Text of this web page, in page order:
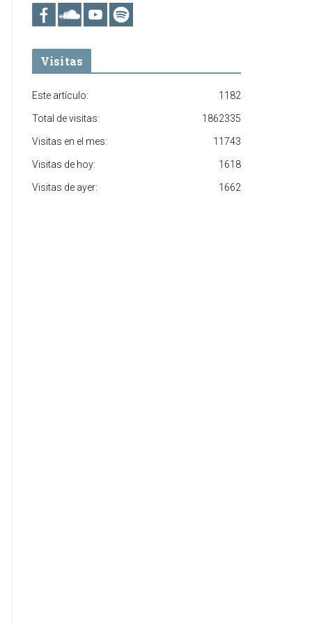
Visitas
1182
Este artículo:
1862335
Total de visitas:
11743
Visitas en el mes:
1618
Visitas de hoy:
1662
Visitas de ayer: